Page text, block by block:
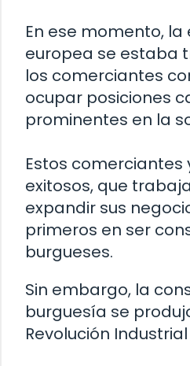
En ese momento,
europea se estaba
los comerciantes
ocupar posiciones
prominentes en la
Estos comerciantes
exitosos, que
expandir sus
primeros en ser
burgueses.
Sin embargo, la
burguesía se
Revolución Industrial